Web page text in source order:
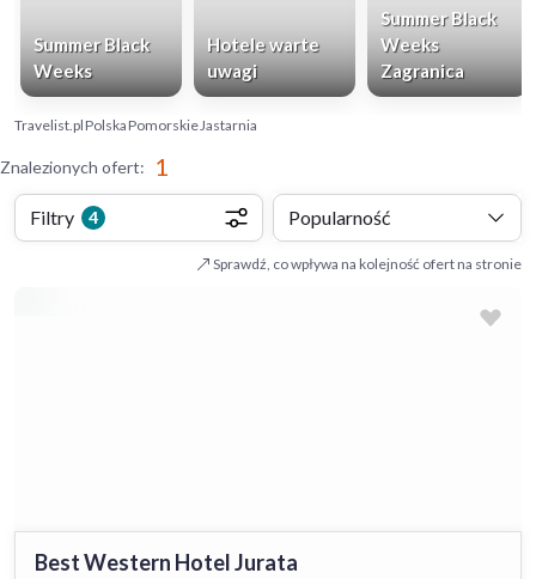
Summer Black
Weeks
Hotele warte
uwagi
Summer Black
Weeks
Zagranica
Travelist.plPolskaPomorskieJastarnia
Znalezionych ofert: 1
Filtry 4 Popularność
Sprawdź, co wpływa na kolejność ofert na stronie
Best Western Hotel Jurata